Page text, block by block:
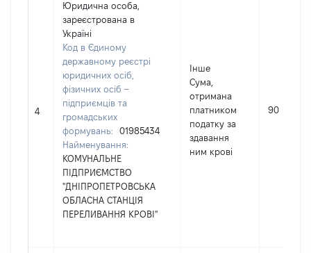
4
Юридична особа,
зареєстрована в
Україні
Код в Єдиному
державному реєстрі
юридичних осіб,
фізичних осіб –
підприємців та
громадських
формувань:
01985434
Найменування:
КОМУНАЛЬНЕ
ПІДПРИЄМСТВО
"ДНІПРОПЕТРОВСЬКА
ОБЛАСНА СТАНЦІЯ
ПЕРЕЛИВАННЯ КРОВІ"
Інше
Сума,
отримана
платником
податку за
здавання
ним крові
90